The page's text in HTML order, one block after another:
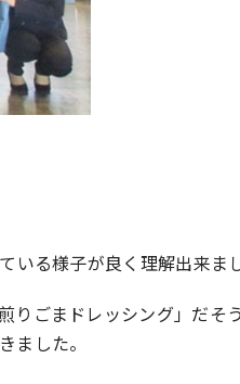
る様子が良く理解出来ま
ごまドレッシング」だそう
ました。